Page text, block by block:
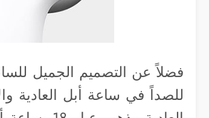
فضلاً عن التصميم الجميل